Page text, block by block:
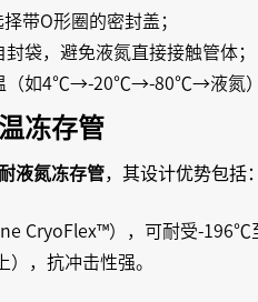
带O形圈的密封盖；
袋，避免液氮直接接触管体；
（如4℃→-20℃→-80℃→液氮）
冻存管
液氮冻存管，其设计优势包括：
CryoFlex™），可耐受-196℃
，抗冲击性强。